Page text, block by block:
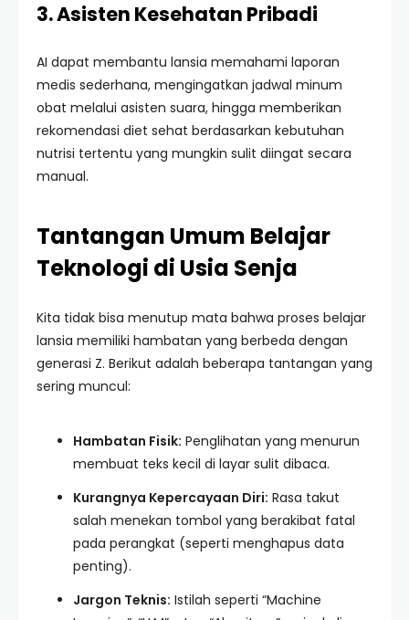
3. Asisten Kesehatan Pribadi
AI dapat membantu lansia memahami laporan
medis sederhana, mengingatkan jadwal minum
obat melalui asisten suara, hingga memberikan
rekomendasi diet sehat berdasarkan kebutuhan
nutrisi tertentu yang mungkin sulit diingat secara
manual.
Tantangan Umum Belajar
Teknologi di Usia Senja
Kita tidak bisa menutup mata bahwa proses belajar
lansia memiliki hambatan yang berbeda dengan
generasi Z. Berikut adalah beberapa tantangan yang
sering muncul:
Hambatan Fisik: Penglihatan yang menurun
membuat teks kecil di layar sulit dibaca.
Kurangnya Kepercayaan Diri: Rasa takut
salah menekan tombol yang berakibat fatal
pada perangkat (seperti menghapus data
penting).
Jargon Teknis: Istilah seperti “Machine